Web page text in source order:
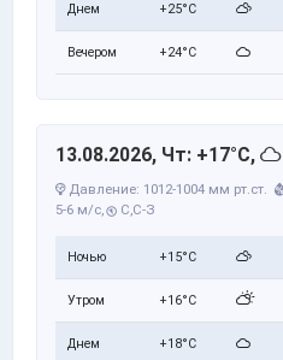
Днем +25°C
Вечером +24°C
13.08.2026, Чт: +17°C,
Давление: 1012-1004 мм рт.ст.
5-6 м/с,
С,С-З
Ночью +15°C
Утром +16°C
Днем +18°C